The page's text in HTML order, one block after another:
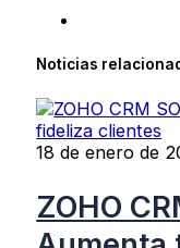
Noticias
18 de enero de
ZOHO